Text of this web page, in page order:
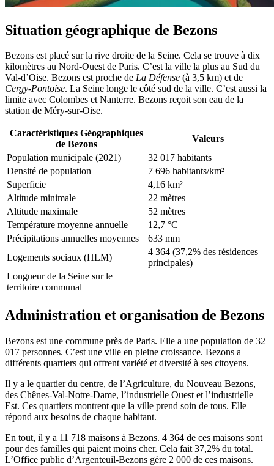
Situation géographique de Bezons
Bezons est placé sur la rive droite de la Seine. Cela se trouve à dix
kilomètres au Nord-Ouest de Paris. C’est la ville la plus au Sud du
Val-d’Oise. Bezons est proche de La Défense (à 3,5 km) et de
Cergy-Pontoise. La Seine longe le côté sud de la ville. C’est aussi la
limite avec Colombes et Nanterre. Bezons reçoit son eau de la
station de Méry-sur-Oise.
Caractéristiques Géographiques
de Bezons
Valeurs
Population municipale (2021)
32 017 habitants
Densité de population
7 696 habitants/km²
Superficie
4,16 km²
Altitude minimale
22 mètres
Altitude maximale
52 mètres
Température moyenne annuelle
12,7 °C
Précipitations annuelles moyennes
633 mm
Logements sociaux (HLM)
4 364 (37,2% des résidences
principales)
Longueur de la Seine sur le
territoire communal
–
Administration et organisation de Bezons
Bezons est une commune près de Paris. Elle a une population de 32
017 personnes. C’est une ville en pleine croissance. Bezons a
différents quartiers qui offrent variété et diversité à ses citoyens.
Il y a le quartier du centre, de l’Agriculture, du Nouveau Bezons,
des Chênes-Val-Notre-Dame, l’industrielle Ouest et l’industrielle
Est. Ces quartiers montrent que la ville prend soin de tous. Elle
répond aux besoins de chaque habitant.
En tout, il y a 11 718 maisons à Bezons. 4 364 de ces maisons sont
pour des familles qui paient moins cher. Cela fait 37,2% du total.
L’Office public d’Argenteuil-Bezons gère 2 000 de ces maisons.